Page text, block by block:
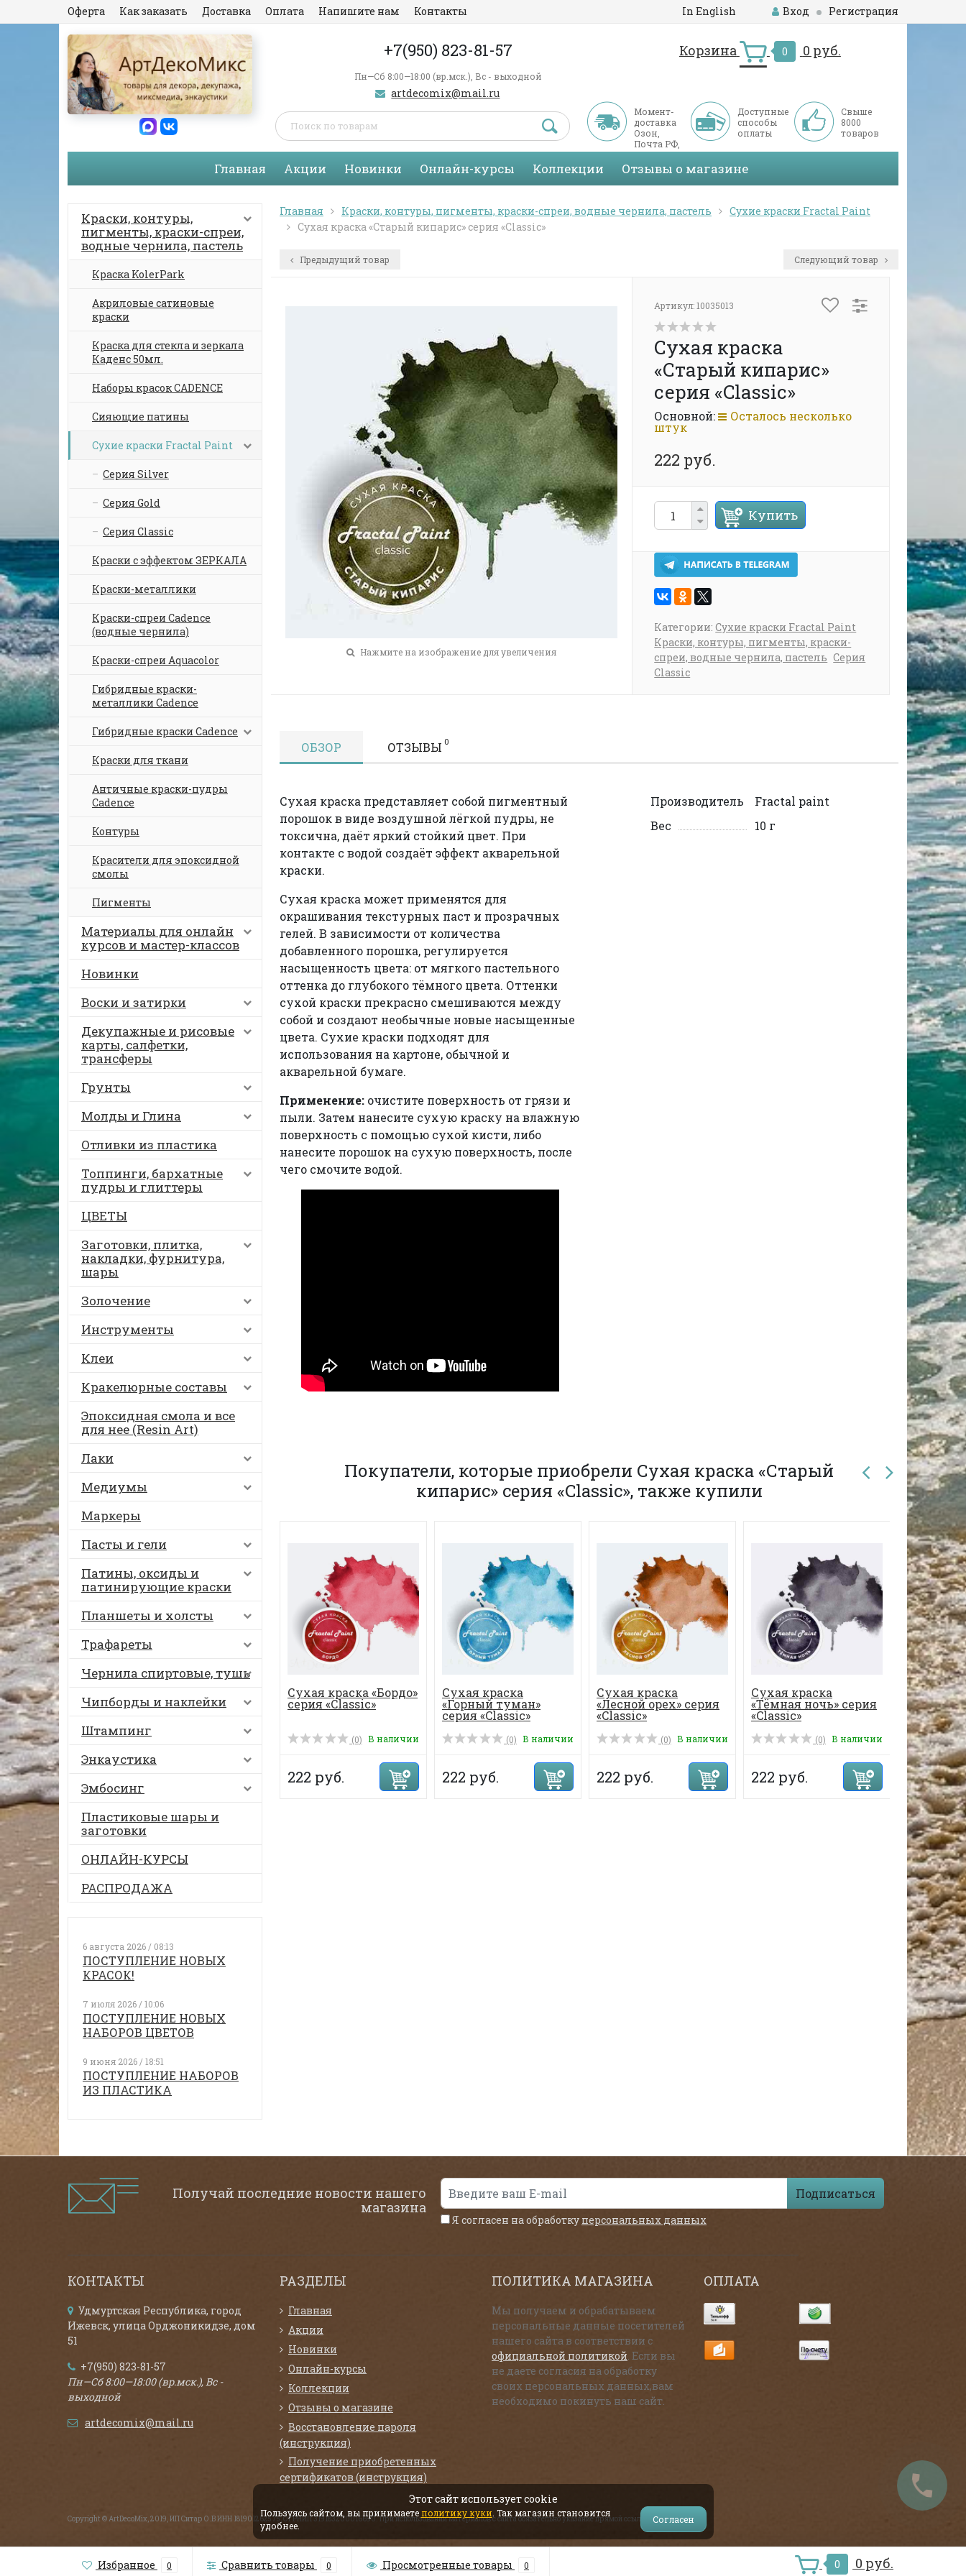
Оферта Как заказать Доставка Оплата Напишите нам Контакты In English Вход Регистрация
+7(950) 823-81-57
Пн—Сб 8:00—18:00 (вр.мск.), Вс - выходной
artdecomix@mail.ru
Корзина 0 0 руб.
Момент-
доставка
Озон,
Почта РФ,
СДЭК
Доступные
способы
оплаты
Свыше
8000
товаров
Главная Акции Новинки Онлайн-курсы Коллекции Отзывы о магазине
Краски, контуры,
пигменты, краски-спреи,
водные чернила, пастель
Краска KolerPark
Акриловые сатиновые
краски
Краска для стекла и зеркала
Каденс 50мл.
Наборы красок CADENCE
Сияющие патины
Сухие краски Fractal Paint
Серия Silver
Серия Gold
Серия Classic
Краски с эффектом ЗЕРКАЛА
Краски-металлики
Краски-спреи Cadence
(водные чернила)
Краски-спреи Aquacolor
Гибридные краски-
металлики Cadence
Гибридные краски Cadence
Краски для ткани
Античные краски-пудры
Cadence
Контуры
Красители для эпоксидной
смолы
Пигменты
Материалы для онлайн
курсов и мастер-классов
Новинки
Воски и затирки
Декупажные и рисовые
карты, салфетки,
трансферы
Грунты
Молды и Глина
Отливки из пластика
Топпинги, бархатные
пудры и глиттеры
ЦВЕТЫ
Заготовки, плитка,
накладки, фурнитура,
шары
Золочение
Инструменты
Клеи
Кракелюрные составы
Эпоксидная смола и все
для нее (Resin Art)
Лаки
Медиумы
Маркеры
Пасты и гели
Патины, оксиды и
патинирующие краски
Планшеты и холсты
Трафареты
Чернила спиртовые, тушь
Чипборды и наклейки
Штампинг
Энкаустика
Эмбосинг
Пластиковые шары и
заготовки
ОНЛАЙН-КУРСЫ
РАСПРОДАЖА
6 августа 2026 / 08:13
ПОСТУПЛЕНИЕ НОВЫХ
КРАСОК!
7 июля 2026 / 10:06
ПОСТУПЛЕНИЕ НОВЫХ
НАБОРОВ ЦВЕТОВ
9 июня 2026 / 18:51
ПОСТУПЛЕНИЕ НАБОРОВ
ИЗ ПЛАСТИКА
Главная Краски, контуры, пигменты, краски-спреи, водные чернила, пастель
Сухие краски Fractal Paint
Сухая краска «Старый кипарис» серия «Classic»
Предыдущий товар Следующий товар
Нажмите на изображение для увеличения
Артикул:10035013
Сухая краска
«Старый кипарис»
серия «Classic»
Основной: Осталось несколько
штук
222 руб.
Купить
Категории:Сухие краски Fractal Paint
Краски, контуры, пигменты, краски-
спреи, водные чернила, пастель Серия
Classic
ОБЗОР ОТЗЫВЫ 0
Сухая краска представляет собой пигментный
порошок в виде воздушной лёгкой пудры, не
токсична, даёт яркий стойкий цвет. При
контакте с водой создаёт эффект акварельной
краски.
Сухая краска может применятся для
окрашивания текстурных паст и прозрачных
гелей. В зависимости от количества
добавленного порошка, регулируется
насыщенность цвета: от мягкого пастельного
оттенка до глубокого тёмного цвета. Оттенки
сухой краски прекрасно смешиваются между
собой и создают необычные новые насыщенные
цвета. Сухие краски подходят для
использования на картоне, обычной и
акварельной бумаге.
Применение: очистите поверхность от грязи и
пыли. Затем нанесите сухую краску на влажную
поверхность с помощью сухой кисти, либо
нанесите порошок на сухую поверхность, после
чего смочите водой.
Производитель
Fractal paint
Вес
10 г
Покупатели, которые приобрели Сухая краска «Старый
кипарис» серия «Classic», также купили
Сухая краска «Бордо»
серия «Classic»
(0) В наличии
222 руб.
Сухая краска
«Горный туман»
серия «Classic»
(0) В наличии
222 руб.
Сухая краска
«Лесной орех» серия
«Classic»
(0) В наличии
222 руб.
Сухая краска
«Тёмная ночь» серия
«Classic»
(0) В наличии
222 руб.
Сухая
лето»
222 руб.
Получай последние новости нашего
магазина
Подписаться
Я согласен на обработку персональных данных
КОНТАКТЫ
Удмуртская Республика, город
Ижевск, улица Орджоникидзе, дом
51
+7(950) 823-81-57
Пн—Сб 8:00—18:00 (вр.мск.), Вс -
выходной
artdecomix@mail.ru
РАЗДЕЛЫ
Главная
Акции
Новинки
Онлайн-курсы
Коллекции
Отзывы о магазине
Восстановление пароля
(инструкция)
Получение приобретенных
сертификатов (инструкция)
ПОЛИТИКА МАГАЗИНА
Мы получаем и обрабатываем
персональные данные посетителей
нашего сайта в соответствии с
официальной политикой. Если вы
не даете согласия на обработку
своих персональных данных,вам
необходимо покинуть наш сайт.
ОПЛАТА
Copyright © ArtDecoMix, 2019, ИП Ситар О.В ИНН 181901262575, ОГРНИП 319183200016690. При использовании материалов с сайта обязательно указание прямой ссылки на источник.
Избранное 0 Сравнить товары 0 Просмотренные товары 0 0 0 руб.
Этот сайт использует cookie
Пользуясь сайтом, вы принимаетеполитику куки . Так магазин становится
удобнее.
Согласен